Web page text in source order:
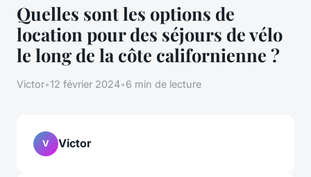
Quelles sont les options de
location pour des séjours de vélo
le long de la côte californienne ?
Victor•12 février 2024•6 min de lecture
V Victor